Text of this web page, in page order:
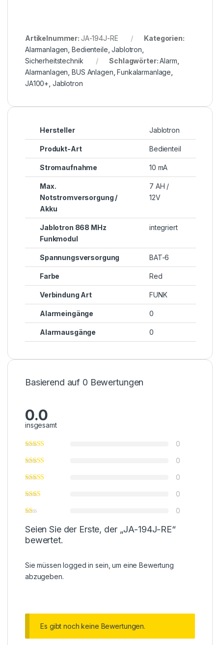
Artikelnummer: JA-194J-RE
Kategorien:
Alarmanlagen ,Bedienteile ,Jablotron
Sicherheitstechnik
Schlagwörter:Alarm
Alarmanlagen ,BUS Anlagen ,Funkalarmanlage
JA100+ Jablotron
Hersteller Jablotron
Produkt-Art Bedienteil
Stromaufnahme 10 mA
Max.
Notstromversorgung /
Akku
7 AH /
12V
Jablotron 868 MHz
Funkmodul
integriert
Spannungsversorgung BAT-6
Farbe Red
Verbindung Art FUNK
Alarmeingänge 0
Alarmausgänge 0
Basierend auf 0 Bewertungen
0.0
insgesamt
0
0
0
0
0
Seien Sie der Erste, der „JA-194J-RE“
bewertet.
Sie müssenlogged in sein, um eine Bewertung
abzugeben.
Es gibt noch keine Bewertungen.